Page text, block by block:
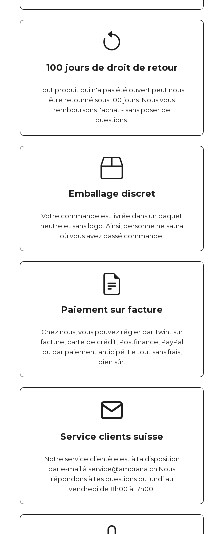
100 jours de droit de retour
Tout produit qui n'a pas été ouvert peut nous
être retourné sous 100 jours. Nous vous
remboursons l'achat - sans poser de
questions.
Emballage discret
Votre commande est livrée dans un paquet
neutre et sans logo. Ainsi, personne ne saura
où vous avez passé commande.
Paiement sur facture
Chez nous, vous pouvez régler par Twint sur
facture, carte de crédit, Postfinance, PayPal
ou par paiement anticipé. Le tout sans frais,
bien sûr.
Service clients suisse
Notre service clientèle est à ta disposition
par e-mail à service@amorana.ch Nous
répondons à tes questions du lundi au
vendredi de 8h00 à 17h00.